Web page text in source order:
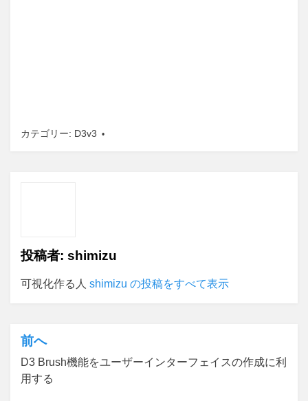
カテゴリー: D3v3
投稿者: shimizu
可視化作る人 shimizu の投稿をすべて表示
投
稿
ナ
前へ
D3 Brush機能をユーザーインターフェイスの作成に利
用する